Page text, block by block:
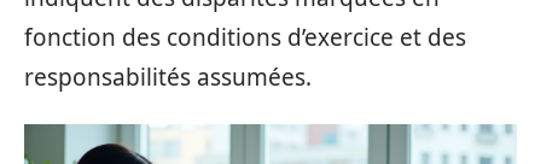
fonction des conditions d’exercice et des
responsabilités assumées.